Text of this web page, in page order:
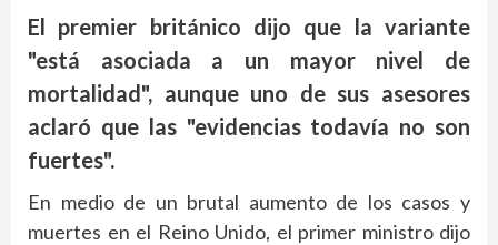
El premier británico dijo que la variante
"está asociada a un mayor nivel de
mortalidad", aunque uno de sus asesores
aclaró que las "evidencias todavía no son
fuertes".
En medio de un brutal aumento de los casos y
muertes en el Reino Unido, el primer ministro dijo